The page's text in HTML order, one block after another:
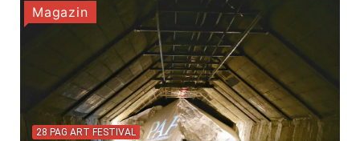
Magazin
28 PAG ART FESTIVAL